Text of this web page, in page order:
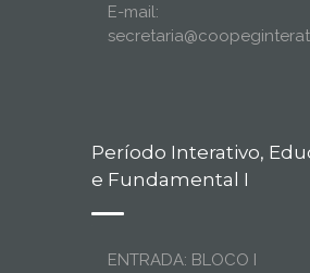
E-mail:
Período Interativo,
e Fundamental I
ENTRADA: BLOCO I